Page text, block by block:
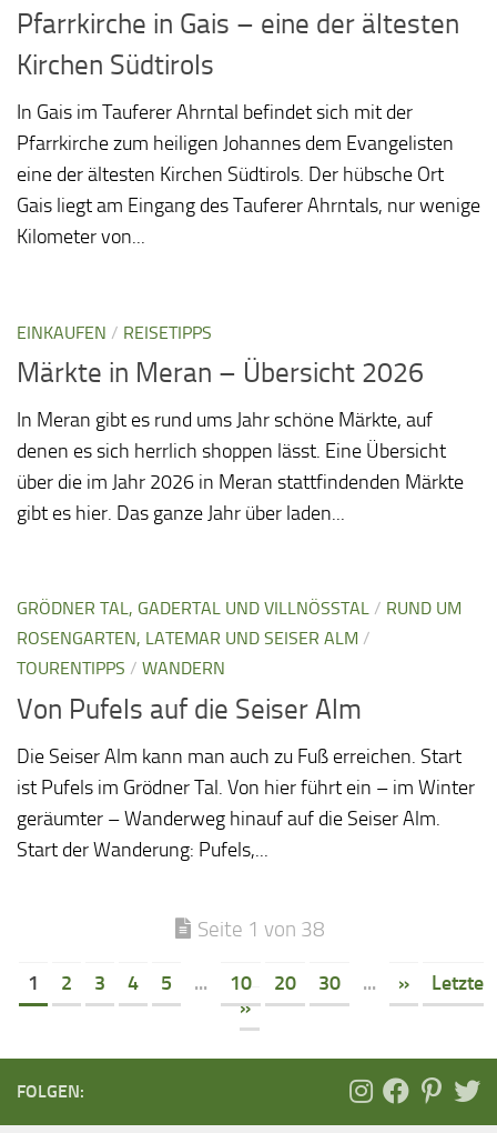
Pfarrkirche in Gais – eine der ältesten
Kirchen Südtirols
In Gais im Tauferer Ahrntal befindet sich mit der
Pfarrkirche zum heiligen Johannes dem Evangelisten
eine der ältesten Kirchen Südtirols. Der hübsche Ort
Gais liegt am Eingang des Tauferer Ahrntals, nur wenige
Kilometer von...
EINKAUFEN / REISETIPPS
Märkte in Meran – Übersicht 2026
In Meran gibt es rund ums Jahr schöne Märkte, auf
denen es sich herrlich shoppen lässt. Eine Übersicht
über die im Jahr 2026 in Meran stattfindenden Märkte
gibt es hier. Das ganze Jahr über laden...
GRÖDNER TAL, GADERTAL UND VILLNÖSSTAL / RUND UM
ROSENGARTEN, LATEMAR UND SEISER ALM /
TOURENTIPPS / WANDERN
Von Pufels auf die Seiser Alm
Die Seiser Alm kann man auch zu Fuß erreichen. Start
ist Pufels im Grödner Tal. Von hier führt ein – im Winter
geräumter – Wanderweg hinauf auf die Seiser Alm.
Start der Wanderung: Pufels,...
Seite 1 von 38
1 2 3 4 5 ... 10 20 30 ... »
Letzte
»
FOLGEN: